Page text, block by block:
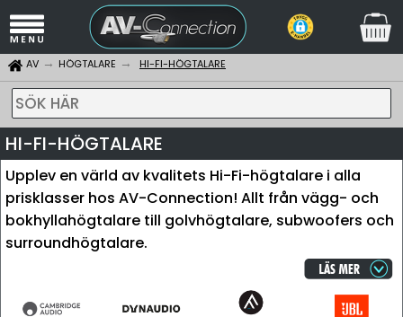
AV HÖGTALARE HI-FI-HÖGTALARE
SÖK HÄR
HI-FI-HÖGTALARE
Upplev en värld av kvalitets Hi-Fi-högtalare i alla
prisklasser hos AV-Connection! Allt från vägg- och
bokhyllahögtalare till golvhögtalare, subwoofers och
surroundhögtalare.